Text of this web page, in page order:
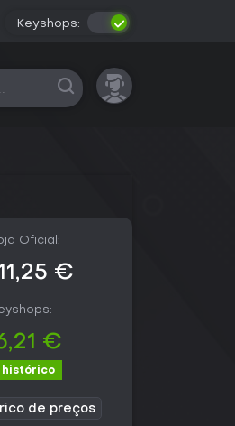
Keyshops:
Oficial:
€
€
histórico
de preços